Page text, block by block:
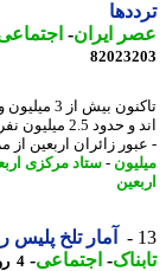
ایران- اجتماعی-4 روز پیش - سه شنبه 13 مرداد 1405، 16:25
اند و حدود 2.5
زائران اربعین از مرز 3.3 میلیون نفر؛
-ستاد مرکزی اربعین
آمار تلخ پلیس
-اجتماعی-4 روز پیش - سه شنبه 13 مرداد 1405، 15:30